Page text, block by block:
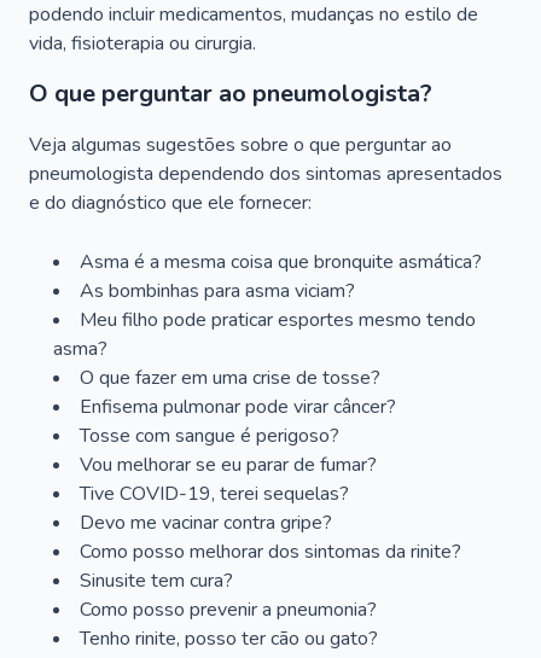
podendo incluir medicamentos, mudanças no estilo de
vida, fisioterapia ou cirurgia.
O que perguntar ao pneumologista?
Veja algumas sugestões sobre o que perguntar ao
pneumologista dependendo dos sintomas apresentados
e do diagnóstico que ele fornecer:
Asma é a mesma coisa que bronquite asmática?
As bombinhas para asma viciam?
Meu filho pode praticar esportes mesmo tendo
asma?
O que fazer em uma crise de tosse?
Enfisema pulmonar pode virar câncer?
Tosse com sangue é perigoso?
Vou melhorar se eu parar de fumar?
Tive COVID-19, terei sequelas?
Devo me vacinar contra gripe?
Como posso melhorar dos sintomas da rinite?
Sinusite tem cura?
Como posso prevenir a pneumonia?
Tenho rinite, posso ter cão ou gato?